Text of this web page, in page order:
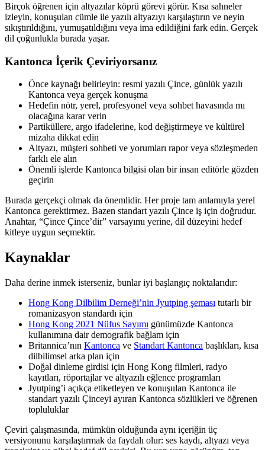
Birçok öğrenen için altyazılar köprü görevi görür. Kısa sahneler
izleyin, konuşulan cümle ile yazılı altyazıyı karşılaştırın ve neyin
sıkıştırıldığını, yumuşatıldığını veya ima edildiğini fark edin. Gerçek
dil çoğunlukla burada yaşar.
Kantonca İçerik Çeviriyorsanız
Önce kaynağı belirleyin: resmi yazılı Çince, günlük yazılı
Kantonca veya gerçek konuşma
Hedefin nötr, yerel, profesyonel veya sohbet havasında mı
olacağına karar verin
Partiküllere, argo ifadelerine, kod değiştirmeye ve kültürel
mizaha dikkat edin
Altyazı, müşteri sohbeti ve yorumları rapor veya sözleşmeden
farklı ele alın
Önemli işlerde Kantonca bilgisi olan bir insan editörle gözden
geçirin
Burada gerçekçi olmak da önemlidir. Her proje tam anlamıyla yerel
Kantonca gerektirmez. Bazen standart yazılı Çince iş için doğrudur.
Anahtar, “Çince Çince’dir” varsayımı yerine, dil düzeyini hedef
kitleye uygun seçmektir.
Kaynaklar
Daha derine inmek isterseniz, bunlar iyi başlangıç noktalarıdır:
Hong Kong Dilbilim Derneği’nin Jyutping şeması tutarlı bir
romanizasyon standardı için
Hong Kong 2021 Nüfus Sayımı günümüzde Kantonca
kullanımına dair demografik bağlam için
Britannica’nın Kantonca ve Standart Kantonca başlıkları, kısa
dilbilimsel arka plan için
Doğal dinleme girdisi için Hong Kong filmleri, radyo
kayıtları, röportajlar ve altyazılı eğlence programları
Jyutping’i açıkça etiketleyen ve konuşulan Kantonca ile
standart yazılı Çinceyi ayıran Kantonca sözlükleri ve öğrenen
topluluklar
Çeviri çalışmasında, mümkün olduğunda aynı içeriğin üç
versiyonunu karşılaştırmak da faydalı olur: ses kaydı, altyazı veya